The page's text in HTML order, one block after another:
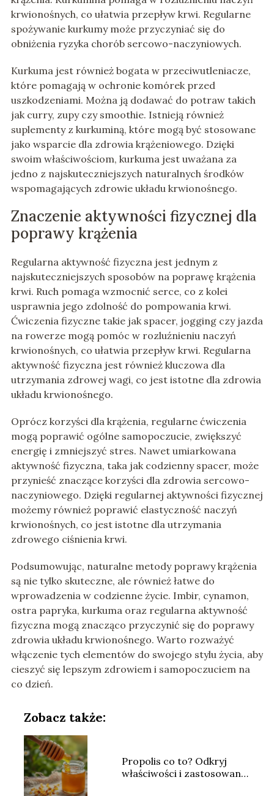
krwionośnych, co ułatwia przepływ krwi. Regularne
spożywanie kurkumy może przyczyniać się do
obniżenia ryzyka chorób sercowo-naczyniowych.
Kurkuma jest również bogata w przeciwutleniacze,
które pomagają w ochronie komórek przed
uszkodzeniami. Można ją dodawać do potraw takich
jak curry, zupy czy smoothie. Istnieją również
suplementy z kurkuminą, które mogą być stosowane
jako wsparcie dla zdrowia krążeniowego. Dzięki
swoim właściwościom, kurkuma jest uważana za
jedno z najskuteczniejszych naturalnych środków
wspomagających zdrowie układu krwionośnego.
Znaczenie aktywności fizycznej dla
poprawy krążenia
Regularna aktywność fizyczna jest jednym z
najskuteczniejszych sposobów na poprawę krążenia
krwi. Ruch pomaga wzmocnić serce, co z kolei
usprawnia jego zdolność do pompowania krwi.
Ćwiczenia fizyczne takie jak spacer, jogging czy jazda
na rowerze mogą pomóc w rozluźnieniu naczyń
krwionośnych, co ułatwia przepływ krwi. Regularna
aktywność fizyczna jest również kluczowa dla
utrzymania zdrowej wagi, co jest istotne dla zdrowia
układu krwionośnego.
Oprócz korzyści dla krążenia, regularne ćwiczenia
mogą poprawić ogólne samopoczucie, zwiększyć
energię i zmniejszyć stres. Nawet umiarkowana
aktywność fizyczna, taka jak codzienny spacer, może
przynieść znaczące korzyści dla zdrowia sercowo-
naczyniowego. Dzięki regularnej aktywności fizycznej
możemy również poprawić elastyczność naczyń
krwionośnych, co jest istotne dla utrzymania
zdrowego ciśnienia krwi.
Podsumowując, naturalne metody poprawy krążenia
są nie tylko skuteczne, ale również łatwe do
wprowadzenia w codzienne życie. Imbir, cynamon,
ostra papryka, kurkuma oraz regularna aktywność
fizyczna mogą znacząco przyczynić się do poprawy
zdrowia układu krwionośnego. Warto rozważyć
włączenie tych elementów do swojego stylu życia, aby
cieszyć się lepszym zdrowiem i samopoczuciem na
co dzień.
Zobacz także:
Propolis co to? Odkryj
właściwości i zastosowanie